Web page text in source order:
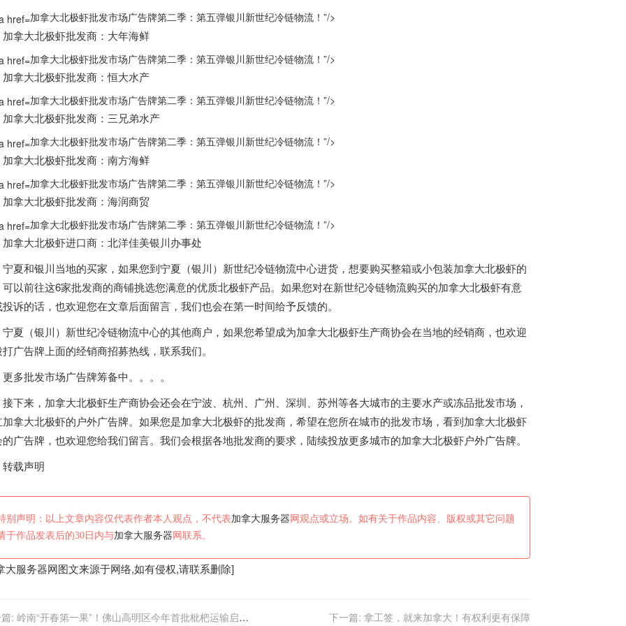
加拿大北极虾批发市场广告牌第二季：第五弹银川新世纪冷链物流！”/>
加拿大北极虾批发商：大年海鲜
加拿大北极虾批发市场广告牌第二季：第五弹银川新世纪冷链物流！”/>
加拿大北极虾批发商：恒大水产
加拿大北极虾批发市场广告牌第二季：第五弹银川新世纪冷链物流！”/>
加拿大北极虾批发商：三兄弟水产
加拿大北极虾批发市场广告牌第二季：第五弹银川新世纪冷链物流！”/>
加拿大北极虾批发商：南方海鲜
加拿大北极虾批发市场广告牌第二季：第五弹银川新世纪冷链物流！”/>
加拿大北极虾批发商：海润商贸
加拿大北极虾批发市场广告牌第二季：第五弹银川新世纪冷链物流！”/>
加拿大北极虾进口商：北洋佳美银川办事处
宁夏和银川当地的买家，如果您到宁夏（银川）新世纪冷链物流中心进货，想要购买整箱或小包装加拿大北极虾的
可以前往这6家批发商的商铺挑选您满意的优质北极虾产品。如果您对在新世纪冷链物流购买的加拿大北极虾有意
诉的话，也欢迎您在文章后面留言，我们也会在第一时间给予反馈的。
（银川）新世纪冷链物流中心的其他商户，如果您希望成为加拿大北极虾生产商协会在当地的经销商，也欢迎
广告牌上面的经销商招募热线，联系我们。
批发市场广告牌筹备中。。。。
来， 加拿大北极虾生产商协会还会在宁波、杭州、广州、深圳、苏州等各大城市的主要水产或冻品批发市场，
加拿大北极虾的户外广告牌。如果您是加拿大北极虾的批发商，希望在您所在城市的批发市场，看到加拿大北极虾
的广告牌，也欢迎您给我们留言。我们会根据各地批发商的要求，陆续投放更多城市的加拿大北极虾户外广告牌。
声明
别声明：以上文章内容仅代表作者本人观点，不代表加拿大服务器 网观点或立场。如有关于作品内容、版权或其它问题
于作品发表后的30日内与加拿大服务器 网联系。
大服务器网图文来源于网络,如有侵权,请联系删除]
: 岭南“开春第一果”！佛山高明区今年首批枇杷运输启程
下一篇: 拿工签，就来加拿大！有权利更有保障